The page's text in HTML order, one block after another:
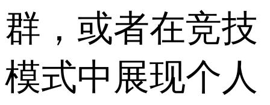
群，或者在竞技
模式中展现个人